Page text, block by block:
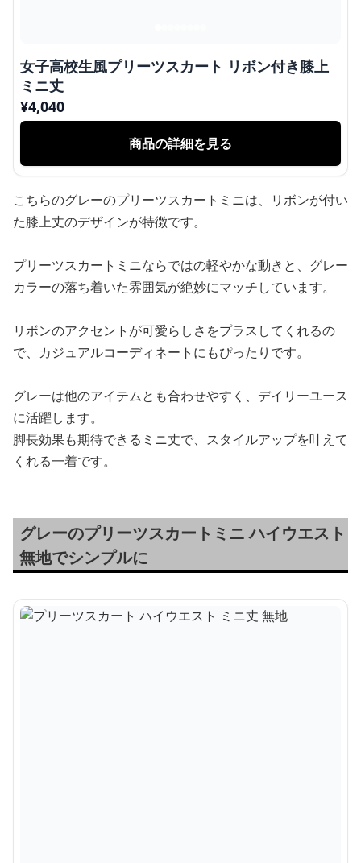
女子高校生風プリーツスカート リボン付き膝上
ミニ丈
¥4,040
商品の詳細を見る
こちらのグレーのプリーツスカートミニは、リボンが付い
た膝上丈のデザインが特徴です。
プリーツスカートミニならではの軽やかな動きと、グレー
カラーの落ち着いた雰囲気が絶妙にマッチしています。
リボンのアクセントが可愛らしさをプラスしてくれるの
で、カジュアルコーディネートにもぴったりです。
グレーは他のアイテムとも合わせやすく、デイリーユース
に活躍します。
脚長効果も期待できるミニ丈で、スタイルアップを叶えて
くれる一着です。
グレーのプリーツスカートミニ ハイウエスト
無地でシンプルに